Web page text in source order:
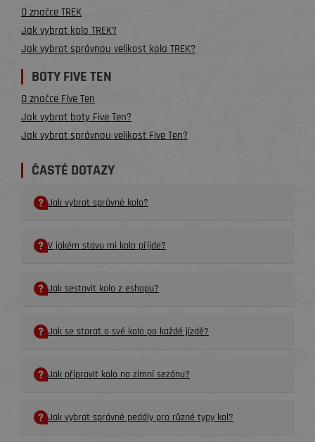
O značce TREK
Jak vybrat kolo TREK?
Jak vybrat správnou velikost kola TREK?
BOTY FIVE TEN
O značce Five Ten
Jak vybrat boty Five Ten?
Jak vybrat správnou velikost Five Ten?
ČASTÉ DOTAZY
Jak vybrat správné kolo?
V jakém stavu mi kolo příjde?
Jak sestavit kolo z eshopu?
Jak se starat o své kolo po každé jízdě?
Jak připravit kolo na zimní sezónu?
Jak vybrat správné pedály pro různé typy kol?